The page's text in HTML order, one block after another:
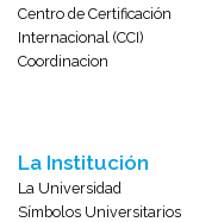
Centro de Certificación
Internacional (CCI)
Coordinacion
La Institución
La Universidad
Símbolos Universitarios